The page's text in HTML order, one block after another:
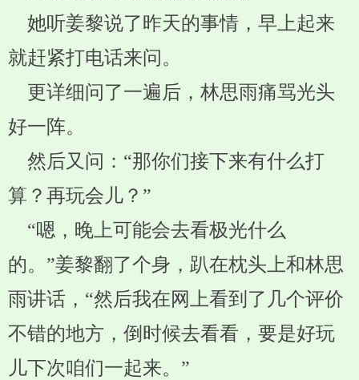
她听姜黎说了昨天的事情，早上起来
就赶紧打电话来问。
更详细问了一遍后，林思雨痛骂光头
好一阵。
然后又问：“那你们接下来有什么打
算？再玩会儿？”
“嗯，晚上可能会去看极光什么
的。”姜黎翻了个身，趴在枕头上和林思
雨讲话，“然后我在网上看到了几个评价
不错的地方，倒时候去看看，要是好玩
儿下次咱们一起来。”